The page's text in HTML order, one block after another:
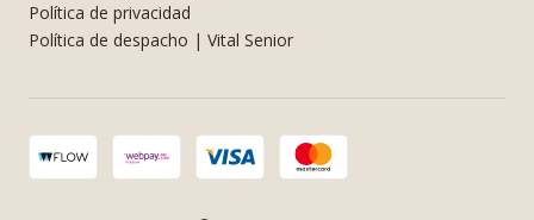
Política de privacidad
Política de despacho | Vital Senior